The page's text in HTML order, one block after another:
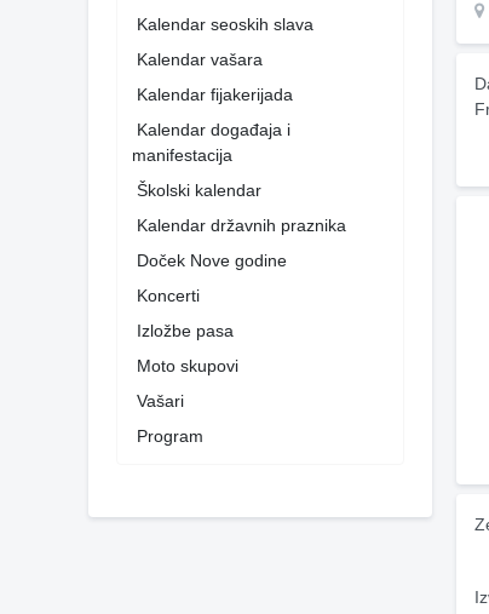
Kalendar seoskih slava
Kalendar vašara
Kalendar fijakerijada
Kalendar događaja i
manifestacija
Školski kalendar
Kalendar državnih praznika
Doček Nove godine
Koncerti
Izložbe pasa
Moto skupovi
Vašari
Program